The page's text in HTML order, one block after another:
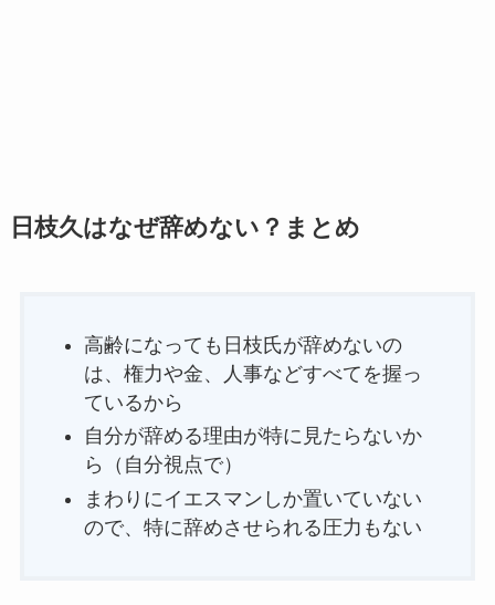
日枝久はなぜ辞めない？まとめ
高齢になっても日枝氏が辞めないの
は、権力や金、人事などすべてを握っ
ているから
自分が辞める理由が特に見たらないか
ら（自分視点で）
まわりにイエスマンしか置いていない
ので、特に辞めさせられる圧力もない